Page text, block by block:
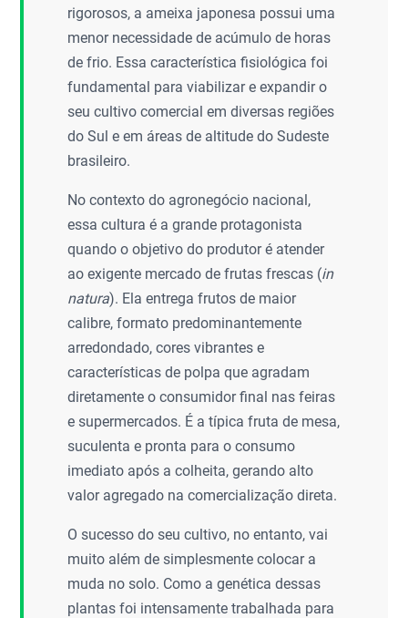
rigorosos, a ameixa japonesa possui uma
menor necessidade de acúmulo de horas
de frio. Essa característica fisiológica foi
fundamental para viabilizar e expandir o
seu cultivo comercial em diversas regiões
do Sul e em áreas de altitude do Sudeste
brasileiro.
No contexto do agronegócio nacional,
essa cultura é a grande protagonista
quando o objetivo do produtor é atender
ao exigente mercado de frutas frescas (in
natura). Ela entrega frutos de maior
calibre, formato predominantemente
arredondado, cores vibrantes e
características de polpa que agradam
diretamente o consumidor final nas feiras
e supermercados. É a típica fruta de mesa,
suculenta e pronta para o consumo
imediato após a colheita, gerando alto
valor agregado na comercialização direta.
O sucesso do seu cultivo, no entanto, vai
muito além de simplesmente colocar a
muda no solo. Como a genética dessas
plantas foi intensamente trabalhada para